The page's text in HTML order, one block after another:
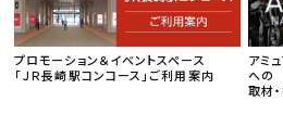
プロモーション＆イベントスペース
「ＪＲ長崎駅コンコース」ご利用案内
アミ
への
取材